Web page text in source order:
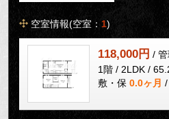
空室情報(空室： 1)
118,000円 /
1階 / 2LDK /
敷・保 0.0ヶ月